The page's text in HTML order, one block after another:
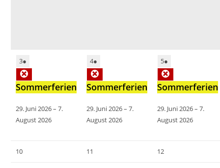
3●
Sommerferien
29. Juni 2026–7.
August 2026
4●
Sommerferien
29. Juni 2026–7.
August 2026
5●
Sommerferien
29. Juni 2026–7.
August 2026
10 11 12